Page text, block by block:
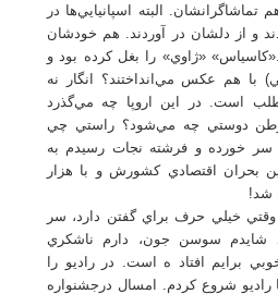
البته اسپانيايي‌ها در
و از دلشان در آوردند. هم خودشان
«ژاوي» را بغل کرده بود و
با هم عکس مي‌انداختند؟ انگار نه
طلب است. در اين اروپا چه مي‌گذرد
دوستي چه مي‌شود؟ راستي چي
سر خورده و فرشته نجات رسيدم به
اين بحران اقتصادي کشورش و با هزار
شد!
خيلي حرف براي گفتن دارد، سر
سوسن جون، دارم ناشکري
برايم افتاد ه است. در راديو را
شروع کردم. امسال درجشنواره